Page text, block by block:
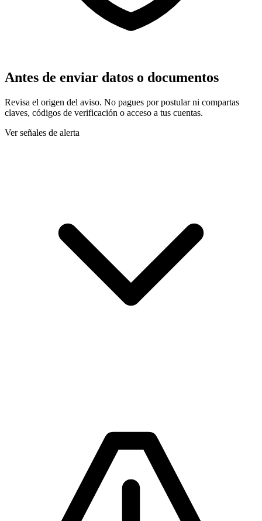
Antes de enviar datos o documentos
Revisa el origen del aviso. No pagues por postular ni compartas
claves, códigos de verificación o acceso a tus cuentas.
Ver señales de alerta